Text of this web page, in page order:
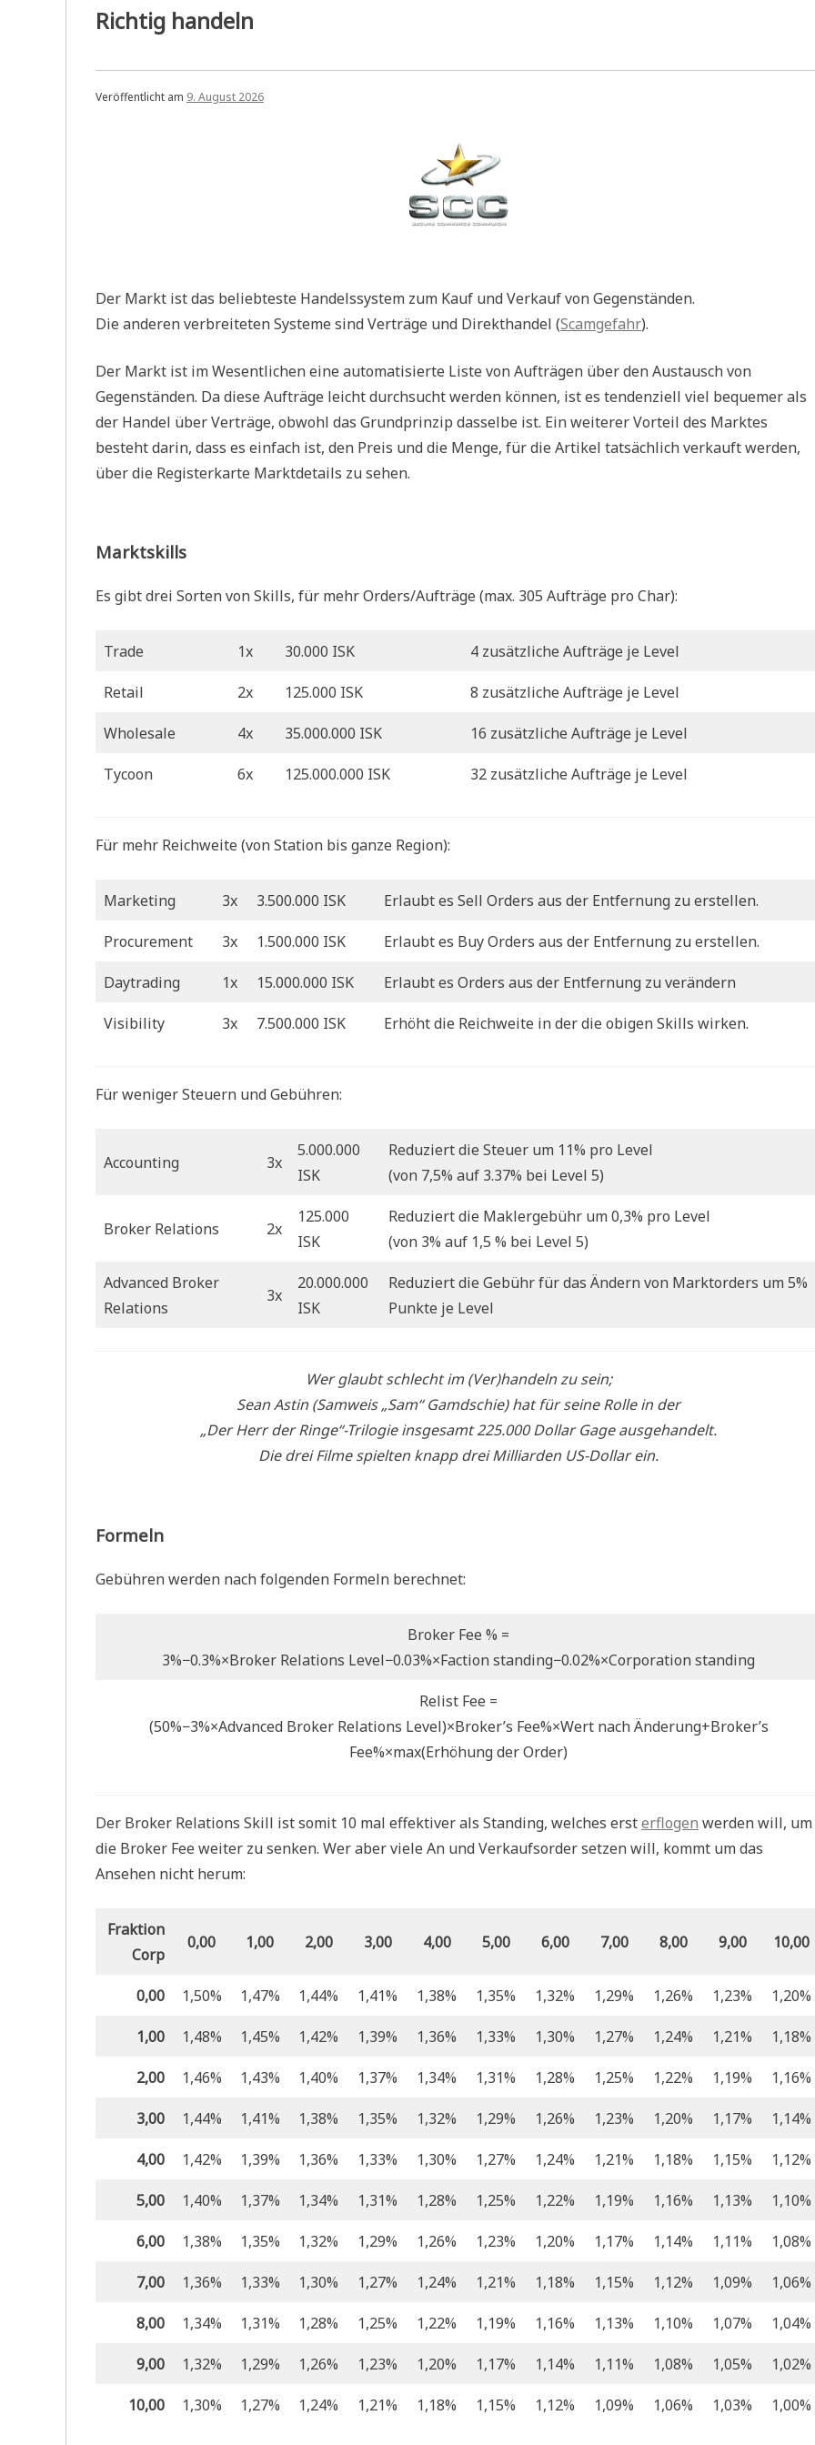
Richtig handeln
Veröffentlicht am 9. August 2026
Der Markt ist das beliebteste Handelssystem zum Kauf und Verkauf von Gegenständen.
Die anderen verbreiteten Systeme sind Verträge und Direkthandel (Scamgefahr).
Der Markt ist im Wesentlichen eine automatisierte Liste von Aufträgen über den Austausch von
Gegenständen. Da diese Aufträge leicht durchsucht werden können, ist es tendenziell viel bequemer als
der Handel über Verträge, obwohl das Grundprinzip dasselbe ist. Ein weiterer Vorteil des Marktes
besteht darin, dass es einfach ist, den Preis und die Menge, für die Artikel tatsächlich verkauft werden,
über die Registerkarte Marktdetails zu sehen.
Marktskills
Es gibt drei Sorten von Skills, für mehr Orders/Aufträge (max. 305 Aufträge pro Char):
Trade 1x 30.000 ISK 4 zusätzliche Aufträge je Level
Retail 2x 125.000 ISK 8 zusätzliche Aufträge je Level
Wholesale 4x 35.000.000 ISK 16 zusätzliche Aufträge je Level
Tycoon 6x 125.000.000 ISK 32 zusätzliche Aufträge je Level
Für mehr Reichweite (von Station bis ganze Region):
Marketing 3x 3.500.000 ISK Erlaubt es Sell Orders aus der Entfernung zu erstellen.
Procurement 3x 1.500.000 ISK Erlaubt es Buy Orders aus der Entfernung zu erstellen.
Daytrading 1x 15.000.000 ISK Erlaubt es Orders aus der Entfernung zu verändern
Visibility 3x 7.500.000 ISK Erhöht die Reichweite in der die obigen Skills wirken.
Für weniger Steuern und Gebühren:
Accounting 3x
5.000.000
ISK
Reduziert die Steuer um 11% pro Level
(von 7,5% auf 3.37% bei Level 5)
Broker Relations 2x
125.000
ISK
Reduziert die Maklergebühr um 0,3% pro Level
(von 3% auf 1,5 % bei Level 5)
Advanced Broker
Relations
3x
20.000.000
ISK
Reduziert die Gebühr für das Ändern von Marktorders um 5%
Punkte je Level
Wer glaubt schlecht im (Ver)handeln zu sein;
Sean Astin (Samweis „Sam“ Gamdschie) hat für seine Rolle in der
„Der Herr der Ringe“-Trilogie insgesamt 225.000 Dollar Gage ausgehandelt.
Die drei Filme spielten knapp drei Milliarden US-Dollar ein.
Formeln
Gebühren werden nach folgenden Formeln berechnet:
Broker Fee % =
3%−0.3%×Broker Relations Level−0.03%×Faction standing−0.02%×Corporation standing
Relist Fee =
(50%−3%×Advanced Broker Relations Level)×Broker’s Fee%×Wert nach Änderung+Broker’s
Fee%×max(Erhöhung der Order)
Der Broker Relations Skill ist somit 10 mal effektiver als Standing, welches ersterflogen werden will, um
die Broker Fee weiter zu senken. Wer aber viele An und Verkaufsorder setzen will, kommt um das
Ansehen nicht herum:
Fraktion
Corp
0,00 1,00 2,00 3,00 4,00 5,00 6,00 7,00 8,00 9,00 10,00
0,00 1,50% 1,47% 1,44% 1,41% 1,38% 1,35% 1,32% 1,29% 1,26% 1,23% 1,20%
1,00 1,48% 1,45% 1,42% 1,39% 1,36% 1,33% 1,30% 1,27% 1,24% 1,21% 1,18%
2,00 1,46% 1,43% 1,40% 1,37% 1,34% 1,31% 1,28% 1,25% 1,22% 1,19% 1,16%
3,00 1,44% 1,41% 1,38% 1,35% 1,32% 1,29% 1,26% 1,23% 1,20% 1,17% 1,14%
4,00 1,42% 1,39% 1,36% 1,33% 1,30% 1,27% 1,24% 1,21% 1,18% 1,15% 1,12%
5,00 1,40% 1,37% 1,34% 1,31% 1,28% 1,25% 1,22% 1,19% 1,16% 1,13% 1,10%
6,00 1,38% 1,35% 1,32% 1,29% 1,26% 1,23% 1,20% 1,17% 1,14% 1,11% 1,08%
7,00 1,36% 1,33% 1,30% 1,27% 1,24% 1,21% 1,18% 1,15% 1,12% 1,09% 1,06%
8,00 1,34% 1,31% 1,28% 1,25% 1,22% 1,19% 1,16% 1,13% 1,10% 1,07% 1,04%
9,00 1,32% 1,29% 1,26% 1,23% 1,20% 1,17% 1,14% 1,11% 1,08% 1,05% 1,02%
10,00 1,30% 1,27% 1,24% 1,21% 1,18% 1,15% 1,12% 1,09% 1,06% 1,03% 1,00%